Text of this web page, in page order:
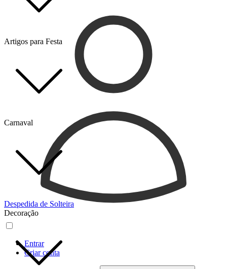
Artigos para Festa
Carnaval
Despedida de Solteira
Decoração
Entrar
Criar conta